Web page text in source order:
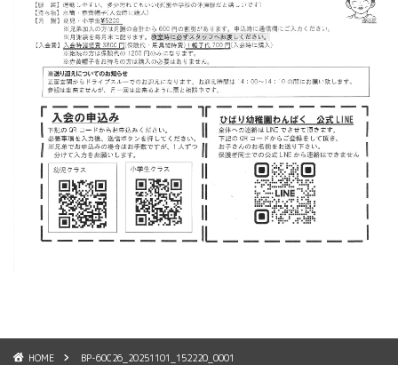
HOME BP-60C26_20251101_152220_0001